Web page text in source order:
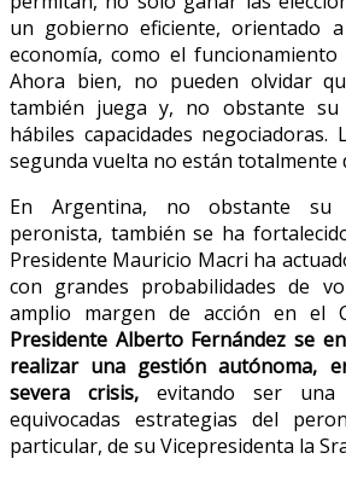
un gobierno eficiente, orientado
economía, como el
Ahora bien, no pueden olvidar
también juega y, no obstante su
hábiles capacidades negociadoras.
segunda vuelta no están totalmente
En Argentina, no obstante su
peronista, también se ha
Presidente Mauricio Macri ha
con grandes probabilidades de
amplio margen de acción en el
Presidente Alberto Fernández se
realizar una gestión autónoma,
severa crisis, evitando ser una
equivocadas estrategias del
particular, de su Vicepresidenta la